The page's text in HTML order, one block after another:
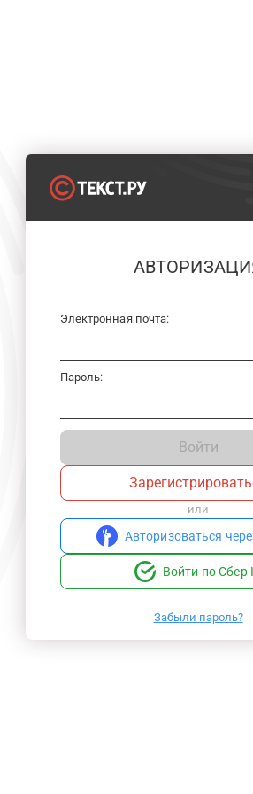
Электронная почта:
Пароль:
Войти
или
Авторизоваться
Войти по Сбер
Забыли пароль?